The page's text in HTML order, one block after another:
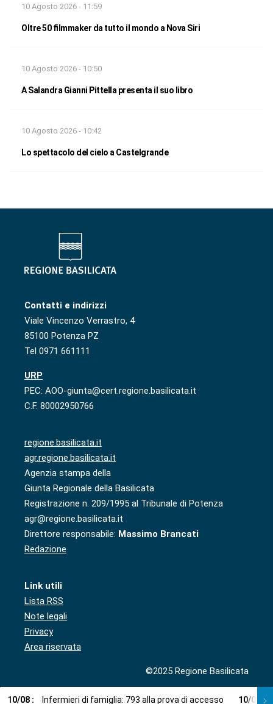
10 Agosto 2026 - 11:59
Oltre 50 filmmaker da tutto il mondo a Nova Siri
10 Agosto 2026 - 10:50
A Salandra Gianni Pittella presenta il suo libro
10 Agosto 2026 - 10:42
Lo spettacolo del cielo a Castelgrande
Contatti e indirizzi
Viale Vincenzo Verrastro, 4
85100 Potenza PZ
Tel 0971 661111
URP
PEC: AOO-giunta@cert.regione.basilicata.it
C.F. 80002950766
regione.basilicata.it
agr.regione.basilicata.it
Agenzia stampa della
Giunta Regionale della Basilicata
Registrazione n. 209/1995 al Tribunale di Potenza
agr@regione.basilicata.it
Direttore responsabile: Massimo Brancati
Redazione
Link utili
Lista RSS
Note legali
Privacy
Area riservata
©2025 Regione Basilicata
10/08 : Infermieri di famiglia: 793 alla prova di accesso 10/08 :